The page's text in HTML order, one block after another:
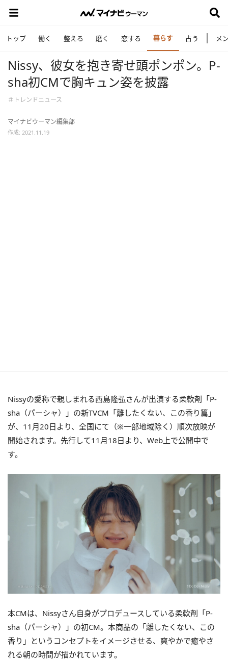
トップ 働く 整える 磨く 恋する 暮らす 占う メ
Nissy、彼女を抱き寄せ頭ポンポン。P-
sha初CMで胸キュン姿を披露
＃トレンドニュース
マイナビウーマン編集部
作成: 2021.11.19
Nissyの愛称で親しまれる西島隆弘さんが出演する柔軟剤「P-
sha（パーシャ）」の新TVCM「離したくない、この香り篇」
が、11月20日より、全国にて（※一部地域除く）順次放映が
開始されます。先行して11月18日より、Web上で公開中で
す。
本CMは、Nissyさん自身がプロデュースしている柔軟剤「P-
sha（パーシャ）」の初CM。本商品の「離したくない、この
香り」というコンセプトをイメージさせる、爽やかで癒やさ
れる朝の時間が描かれています。